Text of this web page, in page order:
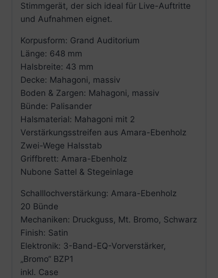
Stimmgerät, der sich ideal für Live-Auftritte
und Aufnahmen eignet.
Korpusform: Grand Auditorium
Länge: 648 mm
Halsbreite: 43 mm
Decke: Mahagoni, massiv
Boden & Zargen: Mahagoni, massiv
Bünde: Palisander
Halsmaterial: Mahagoni mit 2
Verstärkungsstreifen aus Amara-Ebenholz
Zwei-Wege Halsstab
Griffbrett: Amara-Ebenholz
Nubone Sattel & Stegeinlage
Schalllochverstärkung: Amara-Ebenholz
20 Bünde
Mechaniken: Druckguss, Mt. Bromo, Schwarz
Finish: Satin
Elektronik: 3-Band-EQ-Vorverstärker,
„Bromo“ BZP1
inkl. Case